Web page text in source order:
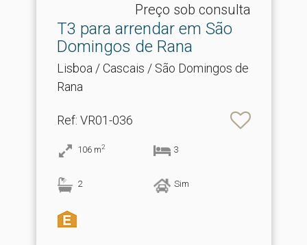
Preço sob consulta
T3 para arrendar em São
Domingos de Rana
Lisboa / Cascais / São Domingos de
Rana
Ref: VR01-036
106 m2 3
2 Sim